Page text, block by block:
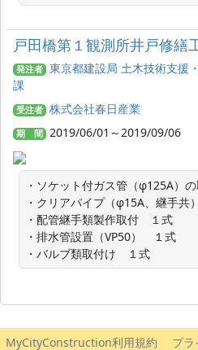
戸田橋第１観測所井戸修繕
発注者 東京都建設局 土木技術支援
課
受注者 株式会社春日産業
期 間 2019/06/01～2019/09/06
・ソケット付ガス管（φ125A）
・クリアパイプ（φ15A、継手共
・配管継手類製作取付　１式
・排水管設置（VP50）　１式
・バルブ類取付け　１式
MyCityConstruction利用規約 プ